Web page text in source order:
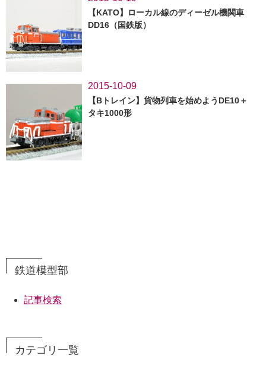
【KATO】ローカル線のディーゼル機関車
DD16（国鉄版）
2015-10-09
【Bトレイン】貨物列車を始めようDE10＋
タキ1000形
鉄道模型部
記事検索
カテゴリ一覧